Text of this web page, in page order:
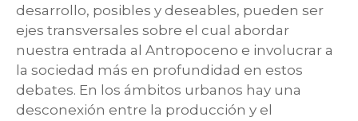
desarrollo, posibles y deseables, pueden ser
ejes transversales sobre el cual abordar
nuestra entrada al Antropoceno e involucrar a
la sociedad más en profundidad en estos
debates. En los ámbitos urbanos hay una
desconexión entre la producción y el